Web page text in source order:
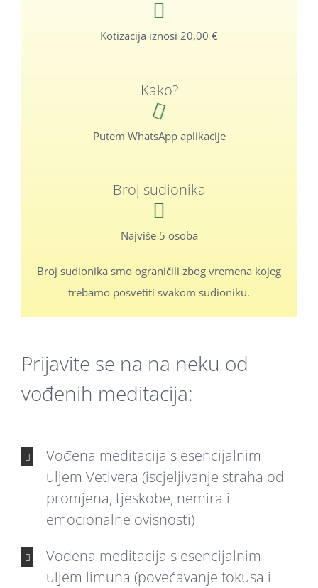
Kotizacija iznosi 20,00 €
Kako?
Putem WhatsApp aplikacije
Broj sudionika
Najviše 5 osoba
Broj sudionika smo ograničili zbog vremena kojeg
trebamo posvetiti svakom sudioniku.
Prijavite se na na neku od
vođenih meditacija:
Vođena meditacija s esencijalnim
uljem Vetivera (iscjeljivanje straha od
promjena, tjeskobe, nemira i
emocionalne ovisnosti)
Vođena meditacija s esencijalnim
uljem limuna (povećavanje fokusa i